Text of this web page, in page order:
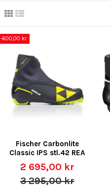
-600,00 kr
Fischer Carbonlite
Classic IPS stl.42 REA
2 695,00 kr
3 295,00 kr